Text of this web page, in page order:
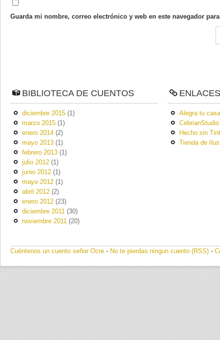
Guarda mi nombre, correo electrónico y web en este navegador
BIBLIOTECA DE CUENTOS
diciembre 2015 (1)
marzo 2015 (1)
enero 2014 (2)
mayo 2013 (1)
febrero 2013 (1)
julio 2012 (1)
junio 2012 (1)
mayo 2012 (1)
abril 2012 (2)
enero 2012 (23)
diciembre 2011 (30)
noviembre 2011 (20)
ENLACES
Alegra tu
CebrianStudio
Hecho sin
Tienda de
Cuéntenos un cuento señor Ocre - No te pierdas ningun cuento (RSS) -